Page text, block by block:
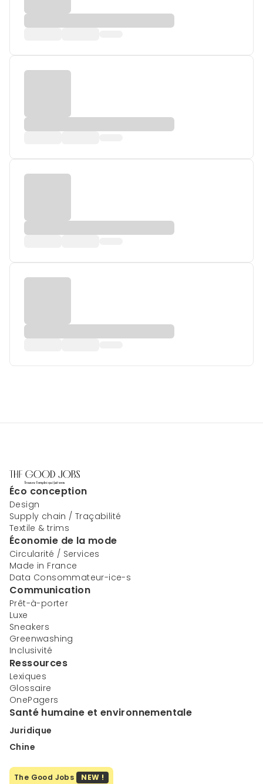
Éco conception
Design
Supply chain / Traçabilité
Textile & trims
Économie de la mode
Circularité / Services
Made in France
Data Consommateur-ice-s
Communication
Prêt-à-porter
Luxe
Sneakers
Greenwashing
Inclusivité
Ressources
Lexiques
Glossaire
OnePagers
Santé humaine et environnementale
Juridique
Chine
The Good Jobs NEW !